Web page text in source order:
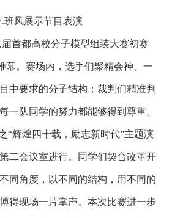
班风展示节目表演
届首都高校分子模型组装大赛初赛
幕。赛场内，选手们聚精会神、一
中要求的分子结构；裁判们精准判
一队同学的努力都能够得到尊重。
“辉煌四十载，励志新时代”主题演
二会议室进行。同学们契合改革开
同角度，以不同的结构，用不同的
得现场一片掌声。本次比赛进一步